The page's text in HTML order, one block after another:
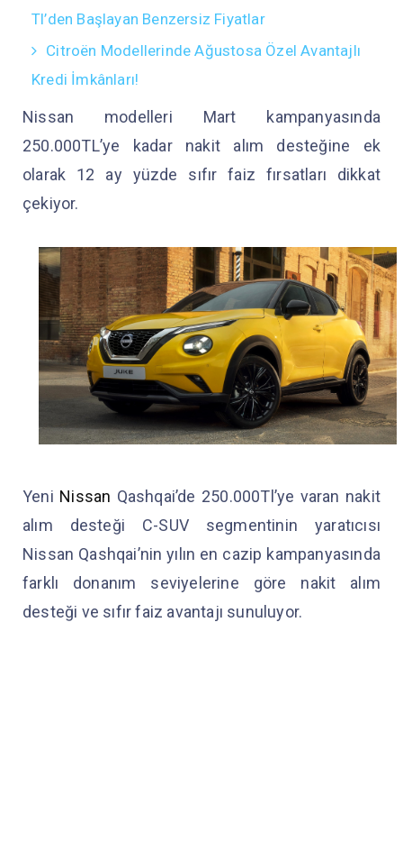
Tl’den Başlayan Benzersiz Fiyatlar
Citroën Modellerinde Ağustosa Özel Avantajlı
Kredi İmkânları!
Nissan modelleri Mart kampanyasında
250.000TL’ye kadar nakit alım desteğine ek
olarak 12 ay yüzde sıfır faiz fırsatları dikkat
çekiyor.
Yeni Nissan Qashqai’de 250.000Tl’ye varan nakit
alım desteği C-SUV segmentinin yaratıcısı
Nissan Qashqai’nin yılın en cazip kampanyasında
farklı donanım seviyelerine göre nakit alım
desteği ve sıfır faiz avantajı sunuluyor.